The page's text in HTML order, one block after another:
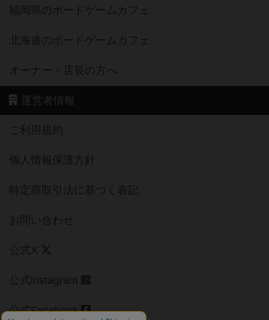
福岡県のボードゲームカフェ
北海道のボードゲームカフェ
オーナー・店長の方へ
運営者情報
ご利用規約
個人情報保護方針
特定商取引法に基づく表記
お問い合わせ
公式X
公式instagram
公式Facebook